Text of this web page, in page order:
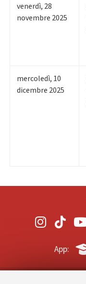
venerdì, 28
novembre 2025
mercoledì, 10
dicembre 2025
App: